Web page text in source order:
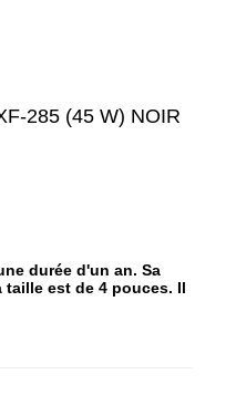
285 (45 W) NOIR
durée d'un an. Sa
taille est de 4 pouces. Il